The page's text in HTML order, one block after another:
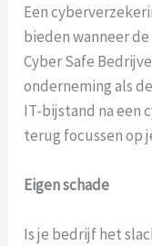
Een
bieden wanneer
Cyber Safe
onderneming als
IT-bijstand na een
terug focussen op
Eigen schade
Is je bedrijf het